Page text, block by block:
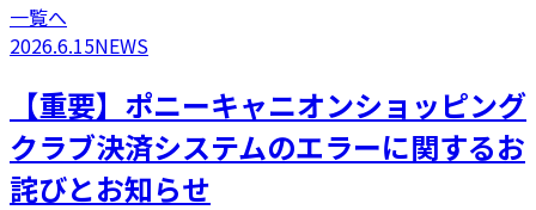
一覧へ
2026.6.15NEWS
【重要】ポニーキャニオンショッピング
クラブ決済システムのエラーに関するお
詫びとお知らせ